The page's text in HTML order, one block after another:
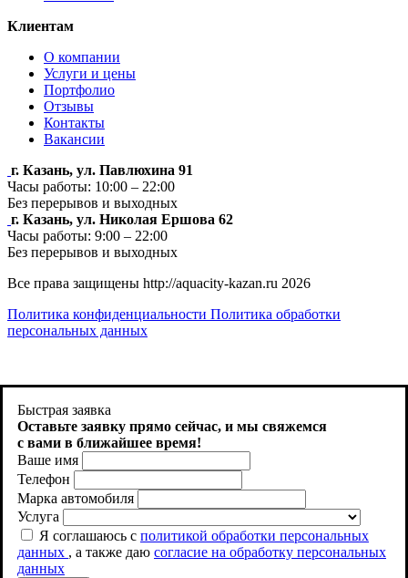
Клиентам
О компании
Услуги и цены
Портфолио
Отзывы
Контакты
Вакансии
г. Казань, ул. Павлюхина 91
Часы работы: 10:00 – 22:00
Без перерывов и выходных
г. Казань, ул. Николая Ершова 62
Часы работы: 9:00 – 22:00
Без перерывов и выходных
Все права защищены http://aquacity-kazan.ru 2026
Политика конфиденциальности Политика обработки
персональных данных
Быстрая заявка
Оставьте заявку прямо сейчас, и мы свяжемся
с вами в ближайшее время!
Ваше имя
Телефон
Марка автомобиля
Услуга
Я соглашаюсь с политикой обработки персональных
данных , а также даю согласие на обработку персональных
данных
Продолжая использовать http://aquacity-kazan.ru , вы
соглашаетесь на использование файлов cookie. Как запретить
использование определенных файлов cookie можно найти в
Политике файлов Cookies
Принять